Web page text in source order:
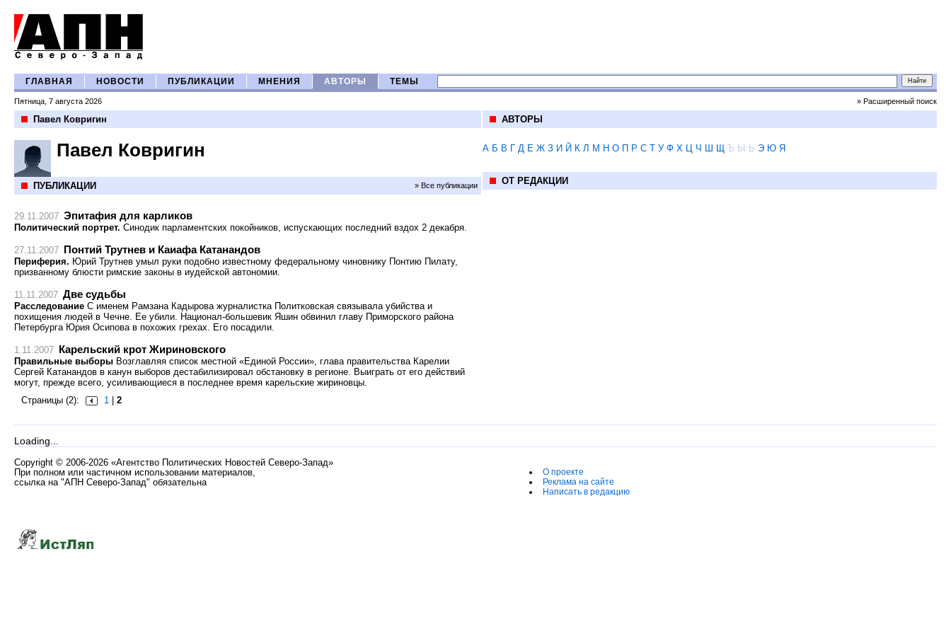
ГЛАВНАЯ НОВОСТИ ПУБЛИКАЦИИ МНЕНИЯ АВТОРЫ ТЕМЫ
Пятница, 7 августа 2026 » Расширенный поиск
Павел Ковригин
Павел Ковригин
ПУБЛИКАЦИИ » Все публикации
29.11.2007 Эпитафия для карликов
Политический портрет. Синодик парламентских покойников, испускающих последний вздох 2 декабря.
27.11.2007 Понтий Трутнев и Каиафа Катанандов
Периферия. Юрий Трутнев умыл руки подобно известному федеральному чиновнику Понтию Пилату,
призванному блюсти римские законы в иудейской автономии.
11.11.2007 Две судьбы
Расследование С именем Рамзана Кадырова журналистка Политковская связывала убийства и
похищения людей в Чечне. Ее убили. Национал-большевик Яшин обвинил главу Приморского района
Петербурга Юрия Осипова в похожих грехах. Его посадили.
1.11.2007 Карельский крот Жириновского
Правильные выборы Возглавляя список местной «Единой России», глава правительства Карелии
Сергей Катанандов в канун выборов дестабилизировал обстановку в регионе. Выиграть от его действий
могут, прежде всего, усиливающиеся в последнее время карельские жириновцы.
Страницы (2):
1 2
АВТОРЫ
А Б В Г Д Е Ж З И Й К Л М Н О П Р С Т У Ф Х Ц Ч Ш Щ Ъ Ы Ь Э Ю Я
ОТ РЕДАКЦИИ
Loading...
Copyright © 2006-2026 «Агентство Политических Новостей Северо-Запад»
При полном или частичном использовании материалов,
ссылка на "АПН Северо-Запад" обязательна
О проекте
Реклама на сайте
Написать в редакцию